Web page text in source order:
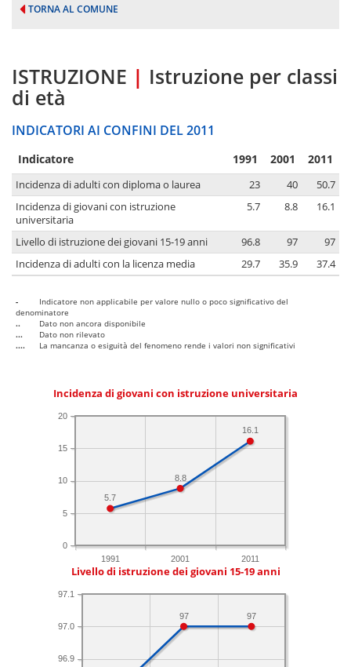
TORNA AL COMUNE
ISTRUZIONE | Istruzione per classi
di età
INDICATORI AI CONFINI DEL 2011
Indicatore 1991 2001 2011
Incidenza di adulti con diploma o laurea 23 40
50.7
Incidenza di giovani con istruzione
universitaria
5.7 8.8 16.1
Livello di istruzione dei giovani 15-19 anni 96.8 97
97
Incidenza di adulti con la licenza media
29.7 35.9 37.4
-
Indicatore non applicabile per valore nullo o poco significativo del
denominatore
..
Dato non ancora disponibile
...
Dato non rilevato
....
La mancanza o esiguità del fenomeno rende i valori non significativi
Incidenza di giovani con istruzione universitaria
1991 2001 2011
0
5
10
15
20
16.1
8.8
5.7
Livello di istruzione dei giovani 15-19 anni
96.9
97.0
97.1
97
97